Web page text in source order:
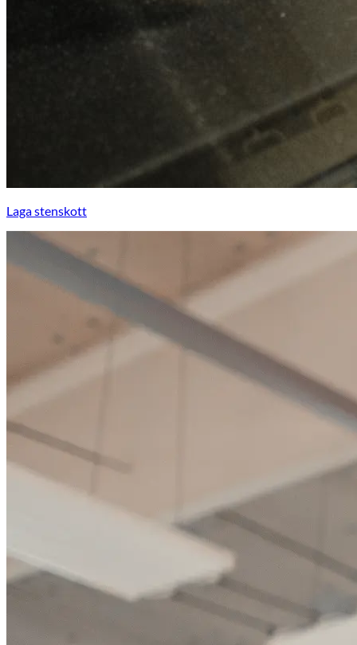
Laga stenskott